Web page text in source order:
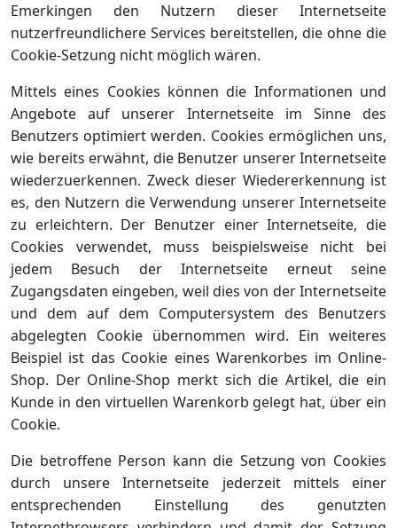
Emerkingen den Nutzern dieser Internetseite
nutzerfreundlichere Services bereitstellen, die ohne die
Cookie-Setzung nicht möglich wären.
Mittels eines Cookies können die Informationen und
Angebote auf unserer Internetseite im Sinne des
Benutzers optimiert werden. Cookies ermöglichen uns,
wie bereits erwähnt, die Benutzer unserer Internetseite
wiederzuerkennen. Zweck dieser Wiedererkennung ist
es, den Nutzern die Verwendung unserer Internetseite
zu erleichtern. Der Benutzer einer Internetseite, die
Cookies verwendet, muss beispielsweise nicht bei
jedem Besuch der Internetseite erneut seine
Zugangsdaten eingeben, weil dies von der Internetseite
und dem auf dem Computersystem des Benutzers
abgelegten Cookie übernommen wird. Ein weiteres
Beispiel ist das Cookie eines Warenkorbes im Online-
Shop. Der Online-Shop merkt sich die Artikel, die ein
Kunde in den virtuellen Warenkorb gelegt hat, über ein
Cookie.
Die betroffene Person kann die Setzung von Cookies
durch unsere Internetseite jederzeit mittels einer
entsprechenden Einstellung des genutzten